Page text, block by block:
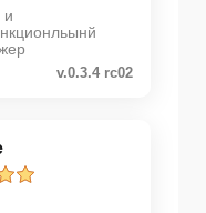
и
v.0.3.4 rc02